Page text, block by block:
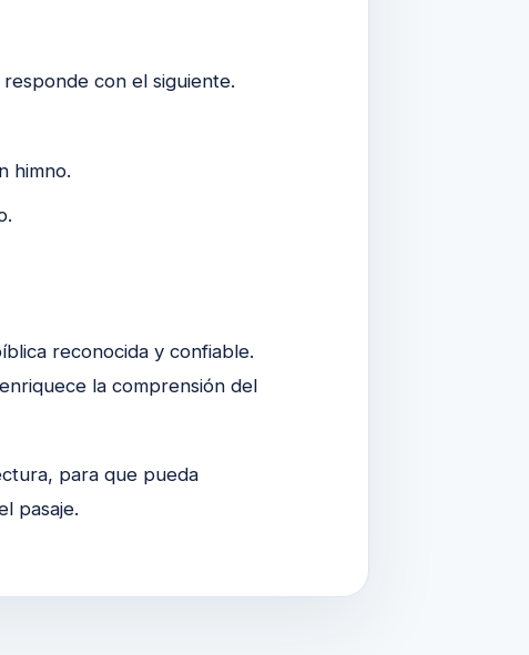
con el siguiente.
himno.
reconocida y confiable.
la comprensión del
para que pueda
pasaje.